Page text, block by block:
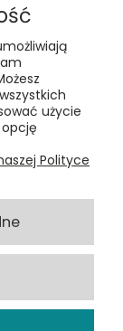
użycie
Polityce